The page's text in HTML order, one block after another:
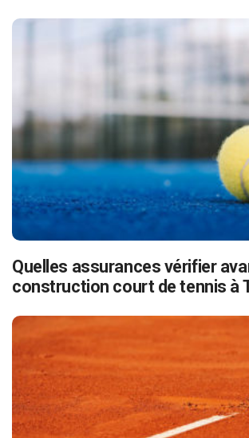
Quelles assurances vérifier
construction court de tennis à